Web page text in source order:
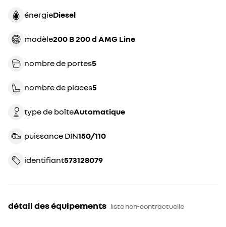
énergie diesel
modèle 200 B 200 d AMG Line
nombre de portes5
nombre de places5
type de boîte automatique
puissance DIN 150/110
identifiant 573128079
détail des équipements liste non-contractuelle